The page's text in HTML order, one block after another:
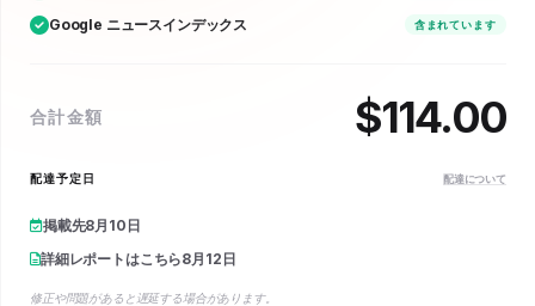
Google ニュースインデックス 含まれています
合計金額 $114.00
配達予定日 配達について
掲載先8月10日
詳細レポートはこちら8月12日
修正や問題があると遅延する場合があります。